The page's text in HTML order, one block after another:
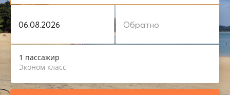
1 пассажир
Эконом класс